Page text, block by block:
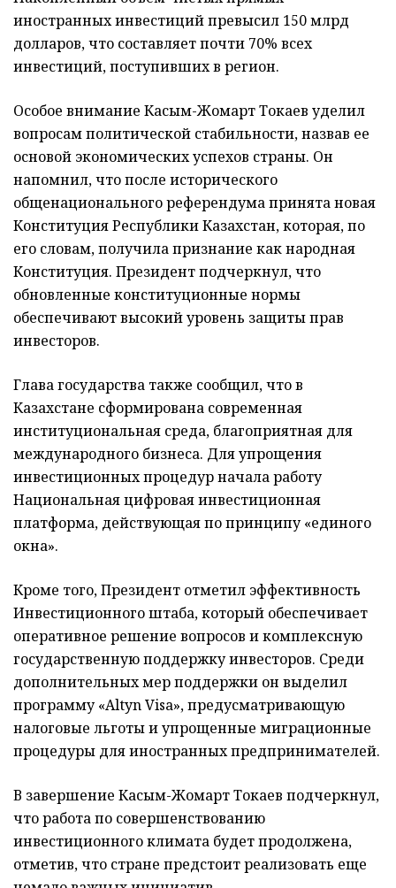
иностранных инвестиций превысил 150 млрд
долларов, что составляет почти 70% всех
инвестиций, поступивших в регион.
Особое внимание Касым-Жомарт Токаев уделил
вопросам политической стабильности, назвав ее
основой экономических успехов страны. Он
напомнил, что после исторического
общенационального референдума принята новая
Конституция Республики Казахстан, которая, по
его словам, получила признание как народная
Конституция. Президент подчеркнул, что
обновленные конституционные нормы
обеспечивают высокий уровень защиты прав
инвесторов.
Глава государства также сообщил, что в
Казахстане сформирована современная
институциональная среда, благоприятная для
международного бизнеса. Для упрощения
инвестиционных процедур начала работу
Национальная цифровая инвестиционная
платформа, действующая по принципу «единого
окна».
Кроме того, Президент отметил эффективность
Инвестиционного штаба, который обеспечивает
оперативное решение вопросов и комплексную
государственную поддержку инвесторов. Среди
дополнительных мер поддержки он выделил
программу «Altyn Visa», предусматривающую
налоговые льготы и упрощенные миграционные
процедуры для иностранных предпринимателей.
В завершение Касым-Жомарт Токаев подчеркнул,
что работа по совершенствованию
инвестиционного климата будет продолжена,
отметив, что стране предстоит реализовать еще